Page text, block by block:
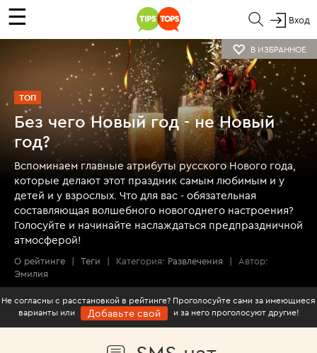
☰ Вход
В ИЗБРАННОЕ
ТОП
Без чего Новый год - не Новый
год?
Вспоминаем главные атрибуты русского Нового года,
которые делают этот праздник самым любимым и у
детей и у взрослых. Что для вас - обязательная
составляющая волшебного новогоднего настроения?
Голосуйте и начинайте наслаждаться предпраздничной
атмосферой!
О рейтинге | Теги | Категория: Развлечения |
Автор:
Эмилия
Не согласны с расстановкой в рейтинге? Проголосуйте сами за имеющиеся
варианты или
Добавьте свой и за него проголосуют другие!